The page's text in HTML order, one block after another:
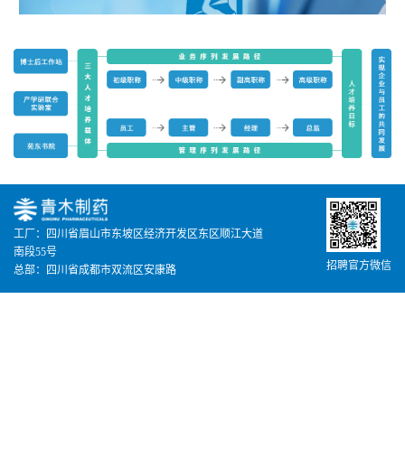
招聘官方微信
工厂：四川省眉山市东坡区经济开发区东区顺江大道
南段55号
总部：四川省成都市双流区安康路